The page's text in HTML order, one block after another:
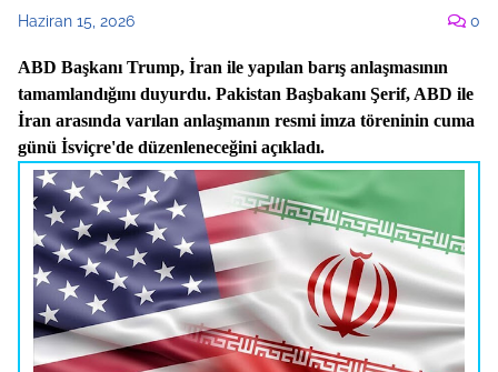
Haziran 15, 2026 0
ABD Başkanı Trump, İran ile yapılan barış anlaşmasının
tamamlandığını duyurdu. Pakistan Başbakanı Şerif, ABD ile
İran arasında varılan anlaşmanın resmi imza töreninin cuma
günü İsviçre'de düzenleneceğini açıkladı.